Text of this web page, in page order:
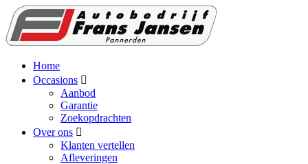
Home
Occasions
Aanbod
Garantie
Zoekopdrachten
Over ons
Klanten vertellen
Afleveringen